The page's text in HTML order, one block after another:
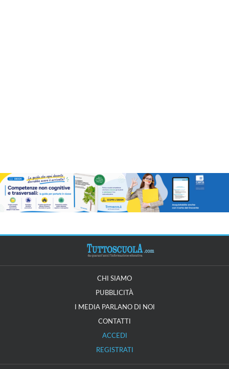
CHI SIAMO
PUBBLICITÀ
I MEDIA PARLANO DI NOI
CONTATTI
ACCEDI
REGISTRATI